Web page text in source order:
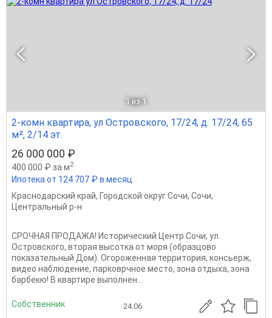
1 из 1
2-комн квартира, ул Островского, 17/24, д. 17/24, 65
м², 2/14 эт.
26 000 000 ₽
400 000 ₽ за м2
Ипотека от 124 707 ₽ в месяц
Краснодарский край, Городской округ Сочи, Сочи,
Центральный р-н
СРОЧНАЯ ПРОДАЖА! Исторический Центр Сочи, ул.
Островского, вторая высотка от моря (образцово
показательный Дом). Огороженная территория, консьерж,
видео наблюдение, парковрчное место, зона отдыха, зона
барбекю! В квартире выполнен...
Собственник 24.06